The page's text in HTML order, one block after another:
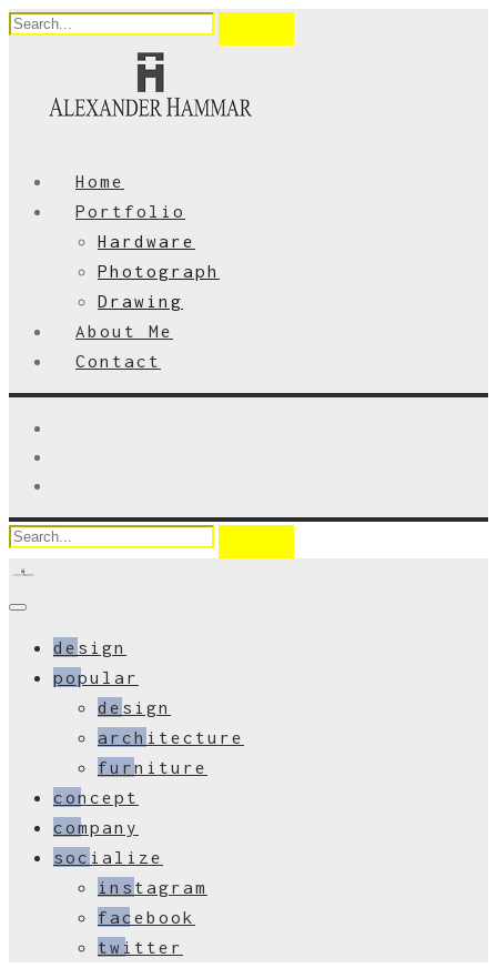
Home
Portfolio
Hardware
Photograph
Drawing
About Me
Contact
design
popular
design
architecture
furniture
concept
company
socialize
instagram
facebook
twitter